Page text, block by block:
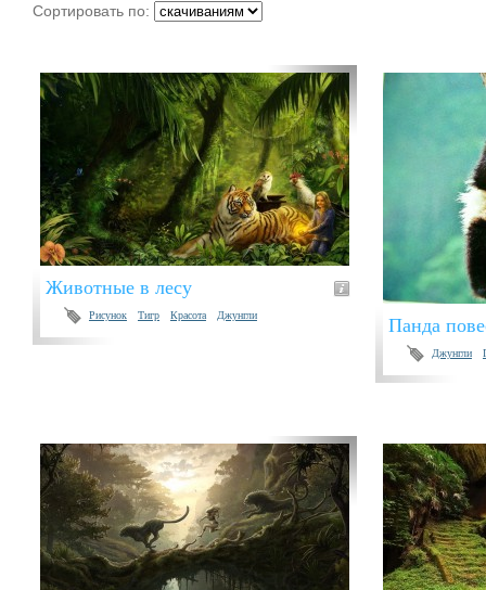
Сортировать по:
Животные в лесу
Рисунок Тигр Красота Джунгли Панда
Джунгли